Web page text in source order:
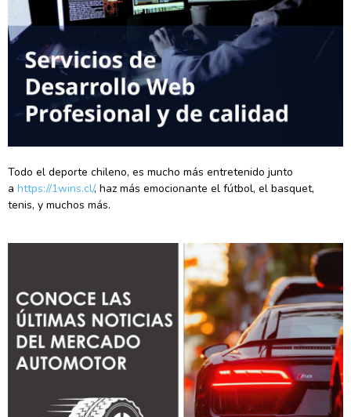
Todo el deporte chileno, es mucho más entretenido junto
a https://1wins.cl/, haz más emocionante el fútbol, el basquet,
tenis, y muchos más.